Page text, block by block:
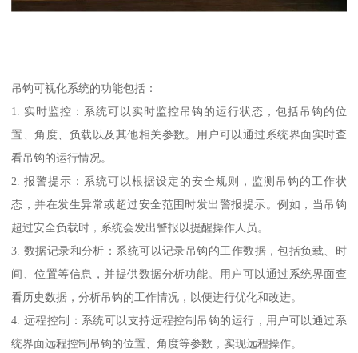
吊钩可视化系统的功能包括：
1. 实时监控：系统可以实时监控吊钩的运行状态，包括吊钩的位
置、角度、负载以及其他相关参数。用户可以通过系统界面实时查
看吊钩的运行情况。
2. 报警提示：系统可以根据设定的安全规则，监测吊钩的工作状
态，并在发生异常或超过安全范围时发出警报提示。例如，当吊钩
超过安全负载时，系统会发出警报以提醒操作人员。
3. 数据记录和分析：系统可以记录吊钩的工作数据，包括负载、时
间、位置等信息，并提供数据分析功能。用户可以通过系统界面查
看历史数据，分析吊钩的工作情况，以便进行优化和改进。
4. 远程控制：系统可以支持远程控制吊钩的运行，用户可以通过系
统界面远程控制吊钩的位置、角度等参数，实现远程操作。